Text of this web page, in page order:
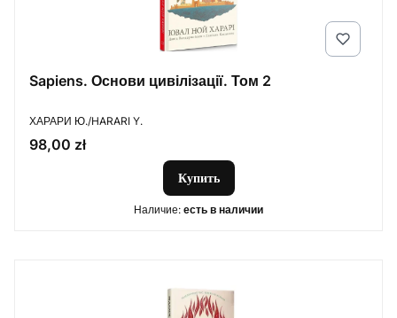
Sapiens. Основи цивілізації. Том 2
ПРОИЗВОДИТЕЛЬ
ХАРАРИ Ю./HARARI Y.
Цена
98,00 zł
Купить
Наличие: есть в наличии